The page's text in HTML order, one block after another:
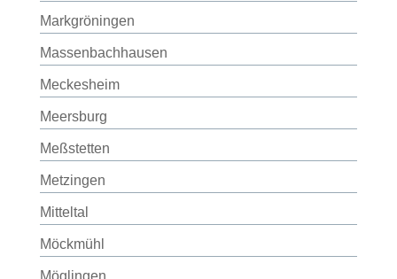
Markgröningen
Massenbachhausen
Meckesheim
Meersburg
Meßstetten
Metzingen
Mitteltal
Möckmühl
Möglingen